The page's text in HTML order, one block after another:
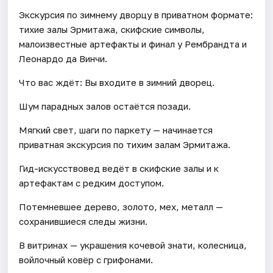
Экскурсия по зимнему дворцу в приватном формате:
тихие залы Эрмитажа, скифские символы,
малоизвестные артефакты и финал у Рембрандта и
Леонардо да Винчи.
Что вас ждёт: Вы входите в зимний дворец.
Шум парадных залов остаётся позади.
Мягкий свет, шаги по паркету — начинается
приватная экскурсия по тихим залам Эрмитажа.
Гид-искусствовед ведёт в скифские залы и к
артефактам с редким доступом.
Потемневшее дерево, золото, мех, металл —
сохранившиеся следы жизни.
В витринах — украшения кочевой знати, колесница,
войлочный ковёр с грифонами.